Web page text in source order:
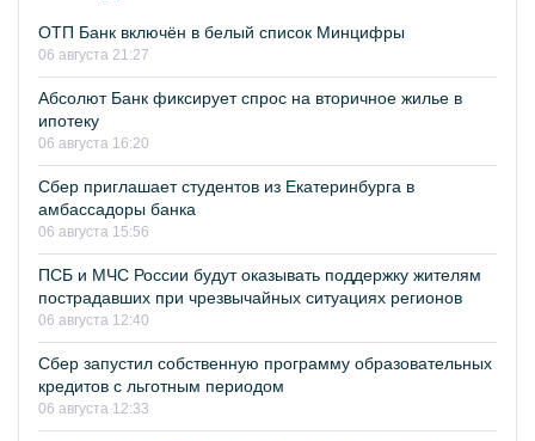
ОТП Банк включён в белый список Минцифры
06 августа 21:27
Абсолют Банк фиксирует спрос на вторичное жилье в
ипотеку
06 августа 16:20
Сбер приглашает студентов из Екатеринбурга в
амбассадоры банка
06 августа 15:56
ПСБ и МЧС России будут оказывать поддержку жителям
пострадавших при чрезвычайных ситуациях регионов
06 августа 12:40
Сбер запустил собственную программу образовательных
кредитов с льготным периодом
06 августа 12:33